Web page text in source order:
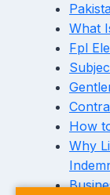
What
Fpl
How
Why